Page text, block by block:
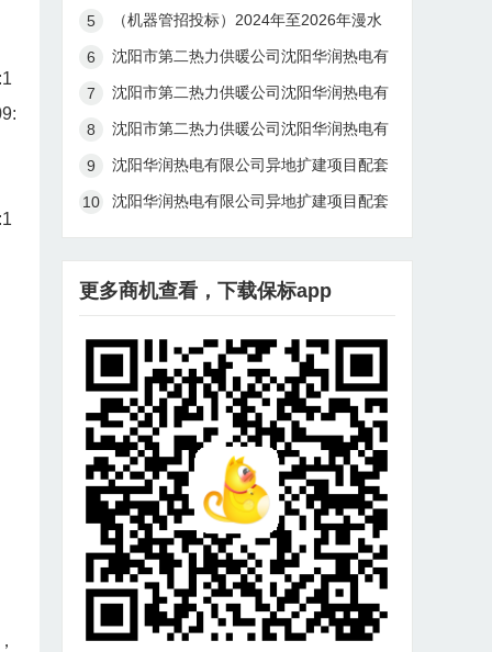
套基础设施建设项目（监理）第二标段
（机器管招投标）2024年至2026年漫水
路桥梁自然灾害防治改造工程招标计划公
沈阳市第二热力供暖公司沈阳华润热电有
限公司异地扩建项目配套长距离回输供热
中标候选人公示
沈阳市第二热力供暖公司沈阳华润热电有
限公司异地扩建项目配套长距离回输供热
中标候选人公示
沈阳市第二热力供暖公司沈阳华润热电有
限公司异地扩建项目配套长距离回输供热
中标候选人公示
沈阳华润热电有限公司异地扩建项目配套
长距离回输供热管线工程（一期）施工总
沈阳华润热电有限公司异地扩建项目配套
更多商机查看，下载保标app